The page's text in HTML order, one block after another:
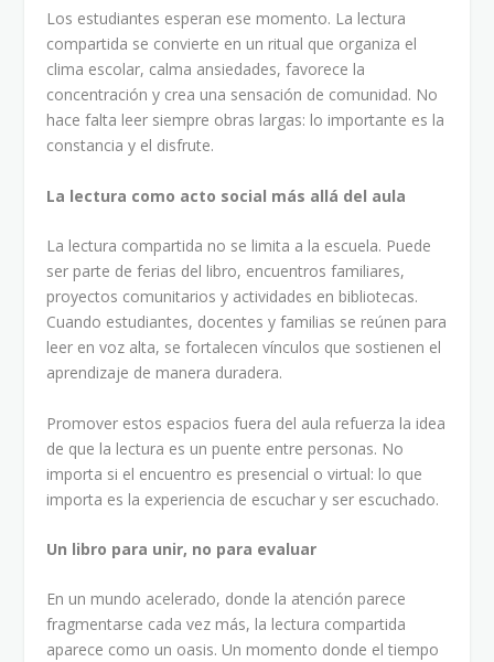
Los estudiantes esperan ese momento. La lectura
compartida se convierte en un ritual que organiza el
clima escolar, calma ansiedades, favorece la
concentración y crea una sensación de comunidad. No
hace falta leer siempre obras largas: lo importante es la
constancia y el disfrute.
La lectura como acto social más allá del aula
La lectura compartida no se limita a la escuela. Puede
ser parte de ferias del libro, encuentros familiares,
proyectos comunitarios y actividades en bibliotecas.
Cuando estudiantes, docentes y familias se reúnen para
leer en voz alta, se fortalecen vínculos que sostienen el
aprendizaje de manera duradera.
Promover estos espacios fuera del aula refuerza la idea
de que la lectura es un puente entre personas. No
importa si el encuentro es presencial o virtual: lo que
importa es la experiencia de escuchar y ser escuchado.
Un libro para unir, no para evaluar
En un mundo acelerado, donde la atención parece
fragmentarse cada vez más, la lectura compartida
aparece como un oasis. Un momento donde el tiempo